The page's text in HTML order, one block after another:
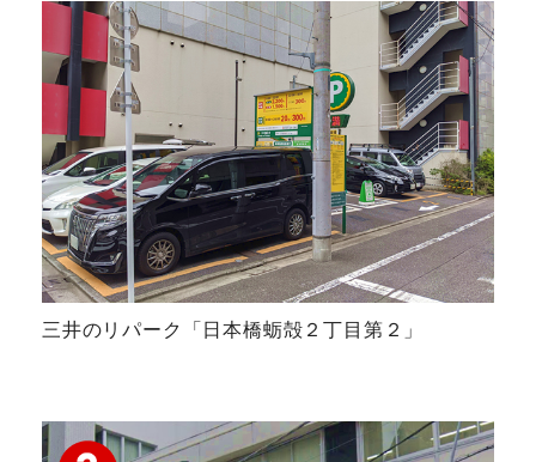
三井のリパーク「日本橋蛎殻２丁目第２」